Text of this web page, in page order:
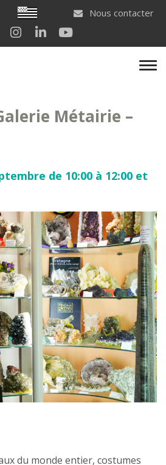
Breton
Nous contacter
Lien vers le compte Facebook
Lien vers le compte Instagram
Lien vers le compte
Métairie –
de 10:00 à 12:00 et
du monde entier, costumes